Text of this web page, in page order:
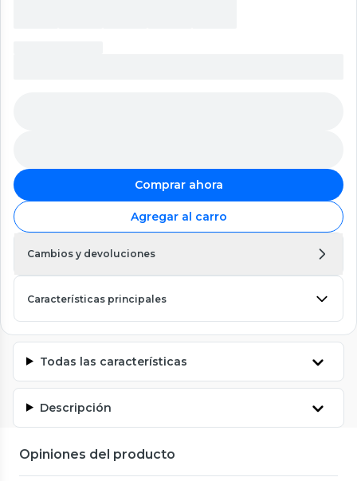
Comprar ahora
Agregar al carro
Cambios y devoluciones
Características principales
Todas las características
Descripción
Opiniones del producto